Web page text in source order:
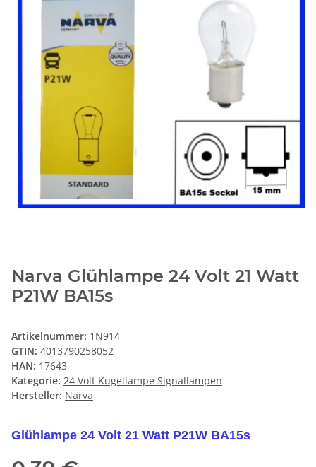
Narva Glühlampe 24 Volt 21 Watt
P21W BA15s
Artikelnummer: 1N914
GTIN: 4013790258052
HAN: 17643
Kategorie: 24 Volt Kugellampe Signallampen
Hersteller: Narva
Glühlampe 24 Volt 21 Watt P21W BA15s